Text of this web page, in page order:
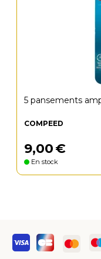
5 pansements
COMPEED
9,00€
En stock